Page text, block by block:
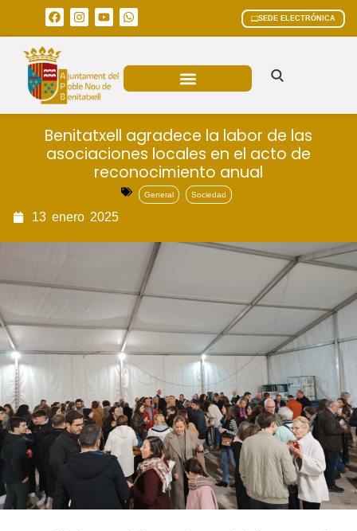
SEDE ELECTRÓNICA
Benitatxell agradece la labor de las
asociaciones locales en el acto de
reconocimiento anual
General Sociedad
13 enero 2025